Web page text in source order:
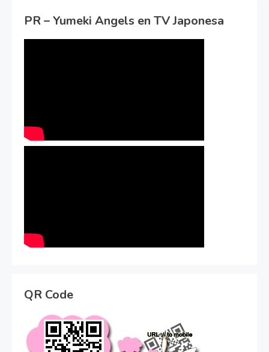
PR – Yumeki Angels en TV Japonesa
QR Code